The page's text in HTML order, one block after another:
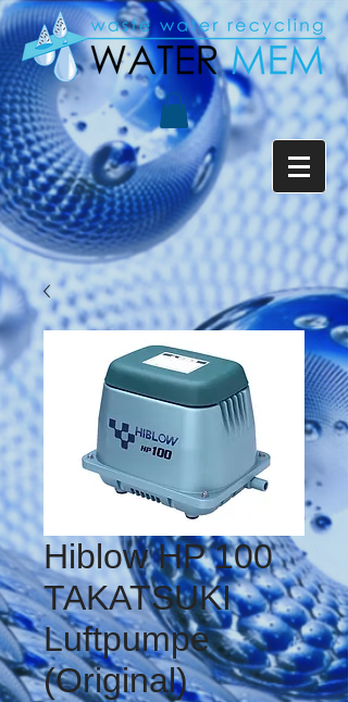
Hiblow HP 100
TAKATSUKI
Luftpumpe
(Original)